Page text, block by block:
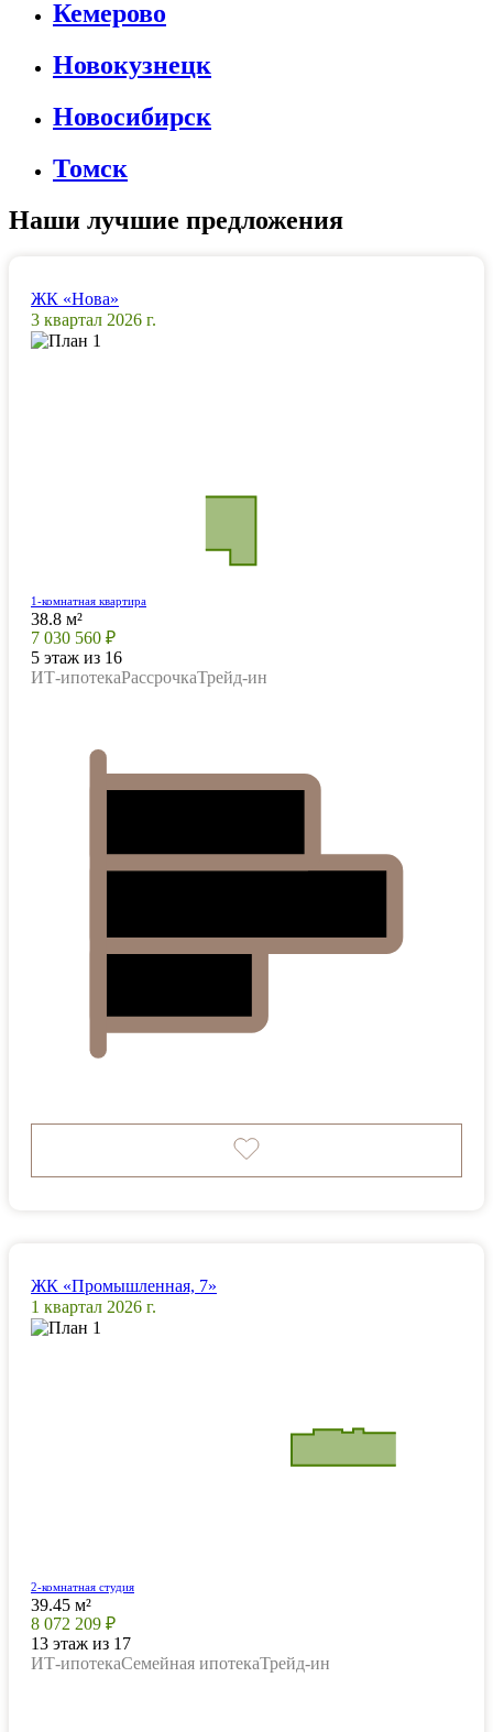
Кемерово
Новокузнецк
Новосибирск
Томск
Наши лучшие предложения
ЖК «Нова»
3 квартал 2026 г.
1-комнатная квартира
38.8 м²
7 030 560 ₽
5 этаж из 16
ИТ-ипотекаРассрочкаТрейд-ин
ЖК «Промышленная, 7»
1 квартал 2026 г.
2-комнатная студия
39.45 м²
8 072 209 ₽
13 этаж из 17
ИТ-ипотекаСемейная ипотекаТрейд-ин